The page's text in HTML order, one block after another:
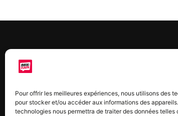
Pour offrir les meilleures expériences, nous utilisons des
pour stocker et/ou accéder aux informations des
technologies nous permettra de traiter des données